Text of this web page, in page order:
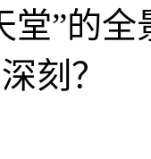
堂”的
刻？